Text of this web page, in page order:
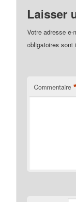
Laisser
Votre adresse e-
obligatoires
Commentaire